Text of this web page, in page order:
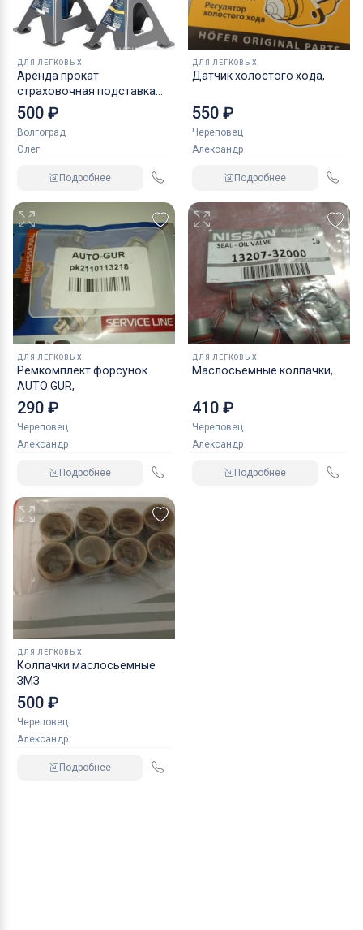
ДЛЯ ЛЕГКОВЫХ
Аренда прокат
страховочная подставка
NORDBERG 2 т
500 ₽
Волгоград
Олег
Подробнее
ДЛЯ ЛЕГКОВЫХ
Датчик холостого хода,
550 ₽
Череповец
Александр
Подробнее
ДЛЯ ЛЕГКОВЫХ
Ремкомплект форсунок
AUTO GUR,
290 ₽
Череповец
Александр
Подробнее
ДЛЯ ЛЕГКОВЫХ
Маслосьемные колпачки,
410 ₽
Череповец
Александр
Подробнее
ДЛЯ ЛЕГКОВЫХ
Колпачки маслосьемные
ЗМЗ
500 ₽
Череповец
Александр
Подробнее